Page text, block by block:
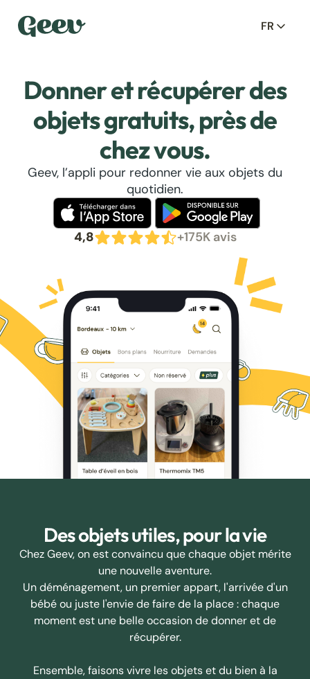
FR
Donner et récupérer des
objets gratuits, près de
chez vous.
Geev, l’appli pour redonner vie aux objets du
quotidien.
4,8 +175K avis
Des objets utiles, pour la vie
Chez Geev, on est convaincu que chaque objet mérite
une nouvelle aventure.
Un déménagement, un premier appart, l'arrivée d'un
bébé ou juste l'envie de faire de la place : chaque
moment est une belle occasion de donner et de
récupérer.
Ensemble, faisons vivre les objets et du bien à la